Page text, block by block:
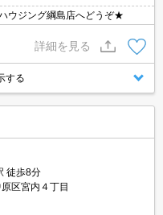
ウジング綱島店へどうぞ★
詳細を見る
する
徒歩8分
区宮内４丁目